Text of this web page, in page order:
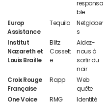
responsa
ble
Europ
Assistance
Tequila
Netglober
s
Institut
Nazareth et
Louis Braille
Blitz
Cossett
e
Aidez-
nous à
sortir du
noir
Croix Rouge
Française
Rapp
Web
quête
One Voice
RMG
Identité